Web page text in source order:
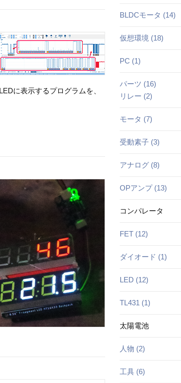
に表示するプログラムを、
BLDCモータ (14)
仮想環境 (18)
PC (1)
パーツ (16)
リレー (2)
モータ (7)
受動素子 (3)
アナログ (8)
OPアンプ (13)
コンパレータ
FET (12)
ダイオード (1)
LED (12)
TL431 (1)
太陽電池
人物 (2)
工具 (6)